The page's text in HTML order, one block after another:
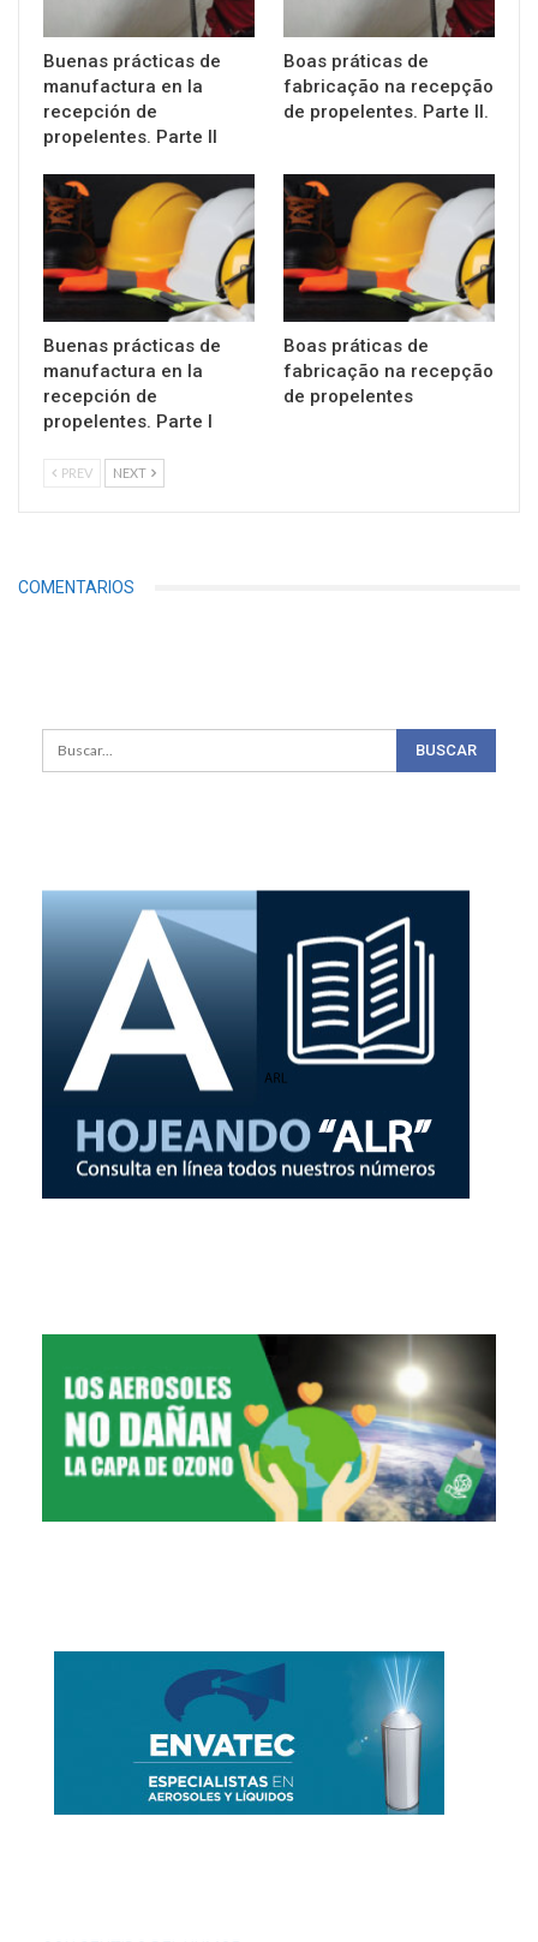
Buenas prácticas de
manufactura en la
recepción de
propelentes. Parte II
Boas práticas de
fabricação na recepção
de propelentes. Parte II.
Buenas prácticas de
manufactura en la
recepción de
propelentes. Parte I
Boas práticas de
fabricação na recepção
de propelentes
PREV NEXT
COMENTARIOS